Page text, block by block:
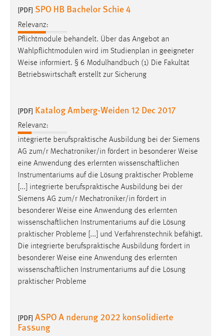
[PDF] SPO HB Bachelor Schie 4
Relevanz:
Pflichtmodule behandelt. Über das Angebot an
Wahlpflichtmodulen wird im Studienplan in geeigneter
Weise informiert. § 6 Modulhandbuch (1) Die Fakultät
Betriebswirtschaft erstellt zur Sicherung
[PDF] Katalog Amberg-Weiden 12 Dec 2017
Relevanz:
integrierte berufspraktische Ausbildung bei der Siemens
AG zum/r Mechatroniker/in fördert in besonderer Weise
eine Anwendung des erlernten wissenschaftlichen
Instrumentariums auf die Lösung praktischer Probleme
[...] integrierte berufspraktische Ausbildung bei der
Siemens AG zum/r Mechatroniker/in fördert in
besonderer Weise eine Anwendung des erlernten
wissenschaftlichen Instrumentariums auf die Lösung
praktischer Probleme [...] und Verfahrenstechnik befähigt.
Die integrierte berufspraktische Ausbildung fördert in
besonderer Weise eine Anwendung des erlernten
wissenschaftlichen Instrumentariums auf die Lösung
praktischer Probleme
[PDF] ASPO A nderung 2022 konsolidierte
Fassung